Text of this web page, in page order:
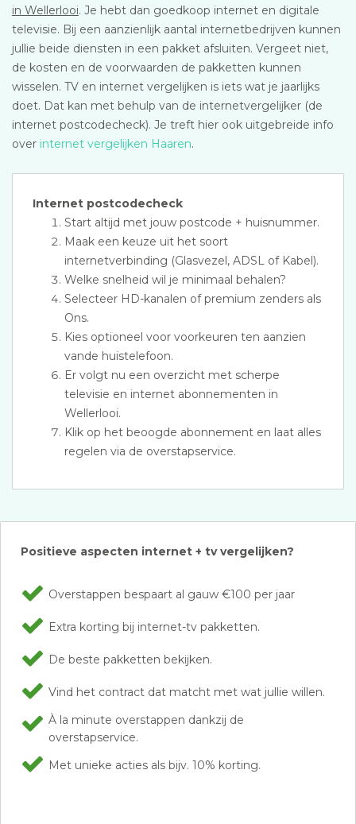
in Wellerlooi. Je hebt dan goedkoop internet en digitale
televisie. Bij een aanzienlijk aantal internetbedrijven kunnen
jullie beide diensten in een pakket afsluiten. Vergeet niet,
de kosten en de voorwaarden de pakketten kunnen
wisselen. TV en internet vergelijken is iets wat je jaarlijks
doet. Dat kan met behulp van de internetvergelijker (de
internet postcodecheck). Je treft hier ook uitgebreide info
over internet vergelijken Haaren.
Internet postcodecheck
Start altijd met jouw postcode + huisnummer.
Maak een keuze uit het soort
internetverbinding (Glasvezel, ADSL of Kabel).
Welke snelheid wil je minimaal behalen?
Selecteer HD-kanalen of premium zenders als
Ons.
Kies optioneel voor voorkeuren ten aanzien
vande huistelefoon.
Er volgt nu een overzicht met scherpe
televisie en internet abonnementen in
Wellerlooi.
Klik op het beoogde abonnement en laat alles
regelen via de overstapservice.
Positieve aspecten internet + tv vergelijken?
Overstappen bespaart al gauw €100 per jaar
Extra korting bij internet-tv pakketten.
De beste pakketten bekijken.
Vind het contract dat matcht met wat jullie willen.
À la minute overstappen dankzij de
overstapservice.
Met unieke acties als bijv. 10% korting.